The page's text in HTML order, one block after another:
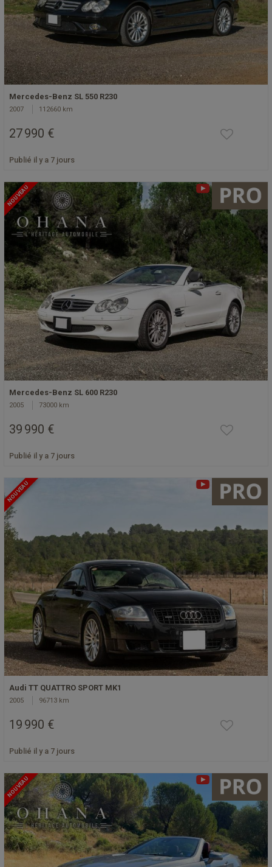
Mercedes-Benz SL 550 R230
2007 112660 km
27 990 €
Publié il y a 7 jours
NOUVEAU
Mercedes-Benz SL 600 R230
2005 73000 km
39 990 €
Publié il y a 7 jours
NOUVEAU
Audi TT QUATTRO SPORT MK1
2005 96713 km
19 990 €
Publié il y a 7 jours
NOUVEAU